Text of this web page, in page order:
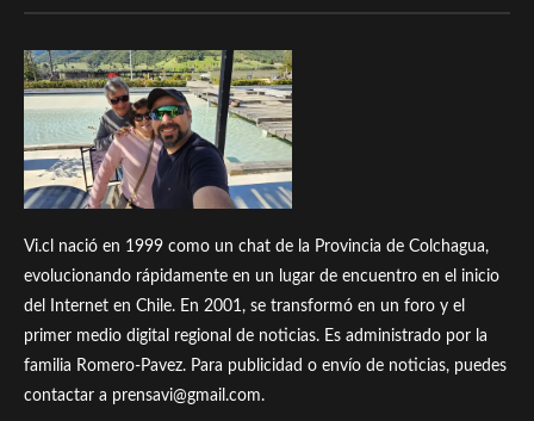
Vi.cl nació en 1999 como un chat de la Provincia de Colchagua,
evolucionando rápidamente en un lugar de encuentro en el inicio
del Internet en Chile. En 2001, se transformó en un foro y el
primer medio digital regional de noticias. Es administrado por la
familia Romero-Pavez. Para publicidad o envío de noticias, puedes
contactar a prensavi@gmail.com.